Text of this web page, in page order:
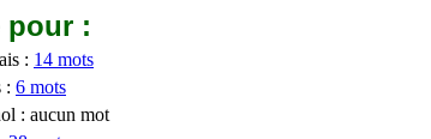
pour :
: 14 mots
: 6 mots
: aucun mot